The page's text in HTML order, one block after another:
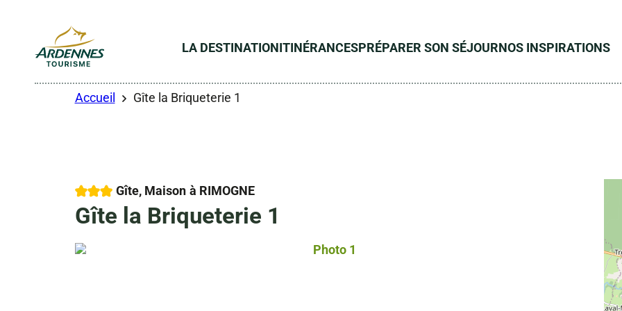
LA DESTINATIONITINÉRANCESPRÉPARER SON SÉJOURNOS INSPIRATIONS
Accueil Gîte la Briqueterie 1
3 étoilesGîte, Maison à RIMOGNE
Gîte la Briqueterie 1
Photo 1, © Droits gérés
Droits gérés
Droits gérés
Droits gérés